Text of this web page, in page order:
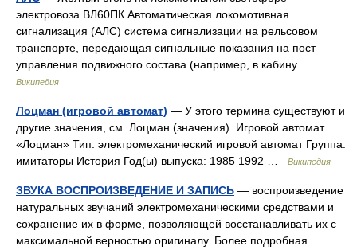
электровоза ВЛ60ПК Автоматическая локомотивная
сигнализация (АЛС) система сигнализации на рельсовом
транспорте, передающая сигнальные показания на пост
управления подвижного состава (например, в кабину… …
Википедия
Лоцман (игровой автомат) — У этого термина существуют и
другие значения, см. Лоцман (значения). Игровой автомат
«Лоцман» Тип: электромеханический игровой автомат Группа:
имитаторы История Год(ы) выпуска: 1985 1992 …
Википедия
ЗВУКА ВОСПРОИЗВЕДЕНИЕ И ЗАПИСЬ — воспроизведение
натуральных звучаний электромеханическими средствами и
сохранение их в форме, позволяющей восстанавливать их с
максимальной верностью оригиналу. Более подробная